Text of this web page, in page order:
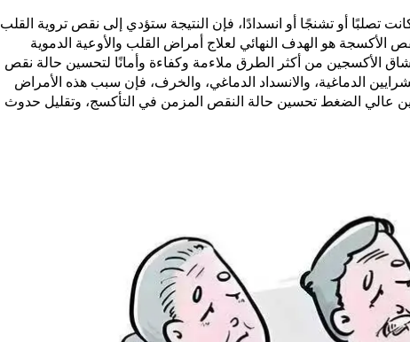
تصلبًا أو تشنجًا أو انسدادًا، فإن النتيجة ستؤدي إلى نقص تروية القلب
الأكسجة هو الهدف النهائي لعلاج أمراض القلب والأوعية الدموية
الأكسجين من أكثر الطرق ملاءمة وكفاءة وأمانًا لتحسين حالة نقص
الدماغية، والانسداد الدماغي، والخرف، فإن سبب هذه الأمراض
عالي الضغط تحسين حالة النقص المزمن في التأكسج، وتقليل حدوث